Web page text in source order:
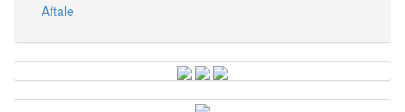
Aftale